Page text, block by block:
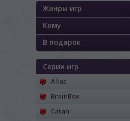
Жанры игр
Кому
В подарок
Серии игр
Alias
BrainBox
Catan